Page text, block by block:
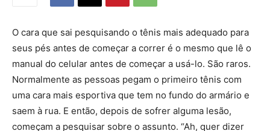
O cara que sai pesquisando o tênis mais adequado para
seus pés antes de começar a correr é o mesmo que lê o
manual do celular antes de começar a usá-lo. São raros.
Normalmente as pessoas pegam o primeiro tênis com
uma cara mais esportiva que tem no fundo do armário e
saem à rua. E então, depois de sofrer alguma lesão,
começam a pesquisar sobre o assunto. “Ah, quer dizer